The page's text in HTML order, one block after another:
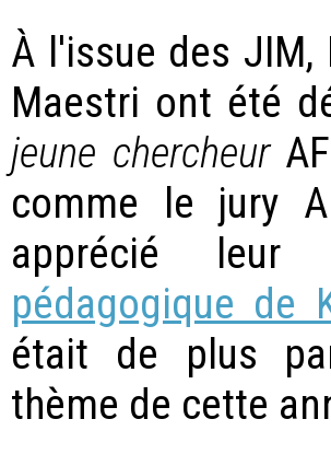
À l'issue des JIM,
Maestri ont été
jeune chercheur
comme le jury
apprécié
pédagogique de
était de plus
thème de cette